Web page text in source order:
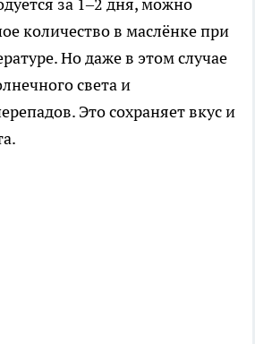
количество в маслёнке при
Но даже в этом случае
света и
Это сохраняет вкус и